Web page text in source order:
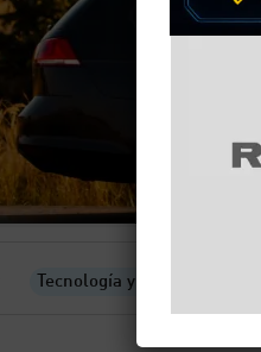
Tecnología y motor